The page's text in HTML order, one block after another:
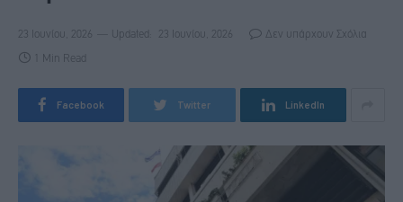
23 Ιουνίου, 2026 Updated: 23 Ιουνίου, 2026 Δεν υπάρχουν Σχόλια
1 Min Read
Facebook Twitter LinkedIn